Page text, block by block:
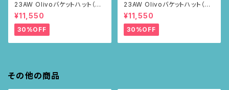
23AW Olivoバケットハット（ブ
ラウン・ポピー柄）
¥11,550
30%OFF
23AW Olivoバケットハット（ブ
ラウン・ポピー柄）
¥11,550
30%OFF
その他の商品